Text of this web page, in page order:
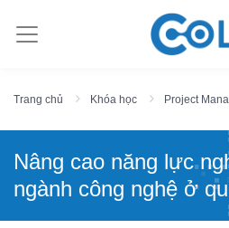
Trang chủ Khóa học Project
Nâng cao năng lực
ngành công nghệ ở